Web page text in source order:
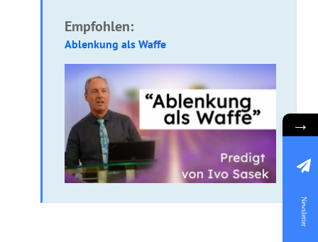
Empfohlen:
Ablenkung als Waffe
→
Newsletter